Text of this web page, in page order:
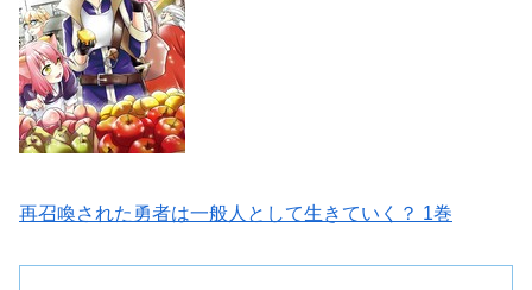
再召喚された勇者は一般人として生きていく？ 1巻